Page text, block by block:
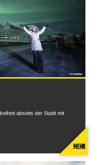
abseits der Stadt mit
MEHR